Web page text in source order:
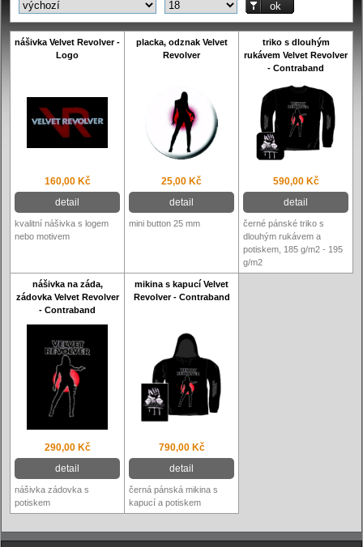
nášivka Velvet Revolver -
Logo
placka, odznak Velvet
Revolver
triko s dlouhým
rukávem Velvet Revolver
- Contraband
160,00 Kč
detail
25,00 Kč
detail
590,00 Kč
detail
kvalitní nášivka s logem
nebo motivem
mini button 25 mm
černé pánské triko s
dlouhým rukávem a
potiskem, 185 g/m2 - 195
g/m2
nášivka na záda,
zádovka Velvet Revolver
- Contraband
mikina s kapucí Velvet
Revolver - Contraband
290,00 Kč
detail
790,00 Kč
detail
nášivka zádovka s
potiskem
černá pánská mikina s
kapucí a potiskem